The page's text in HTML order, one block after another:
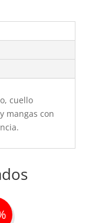
cuello
mangas con